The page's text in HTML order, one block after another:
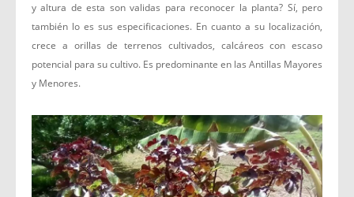
y altura de esta son validas para reconocer la planta? Sí, pero
también lo es sus especificaciones. En cuanto a su localización,
crece a orillas de terrenos cultivados, calcáreos con escaso
potencial para su cultivo. Es predominante en las Antillas Mayores
y Menores.